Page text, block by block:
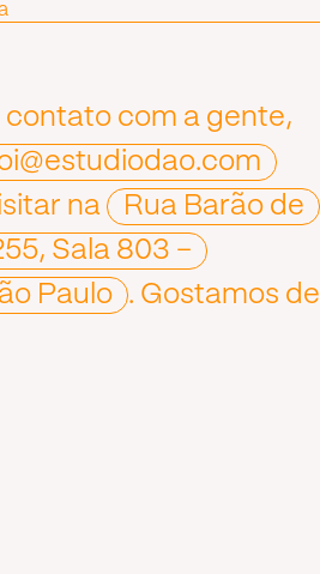
contato com a gente,
na
Rua Barão de
Sala 803 –
Paulo
. Gostamos de